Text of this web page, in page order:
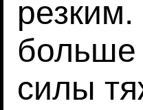
больше
силы